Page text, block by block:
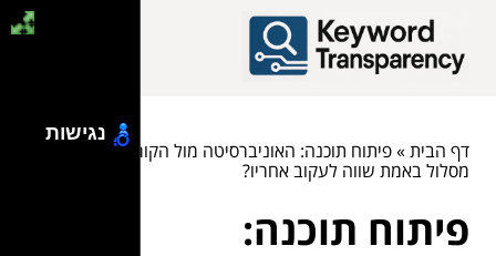
דף הבית»פיתוח תוכנה: האוניברסיטה מול הקורס הפרטי – איזה
מסלול באמת שווה לעקוב אחריו?
פיתוח תוכנה:
נגישות